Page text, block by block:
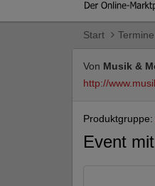
Start Termine
Von Musik &
http://
Produktgruppe:
Event